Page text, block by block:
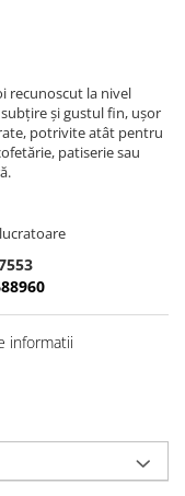
recunoscut la nivel
și gustul fin, ușor
potrivite atât pentru
patiserie sau
informatii